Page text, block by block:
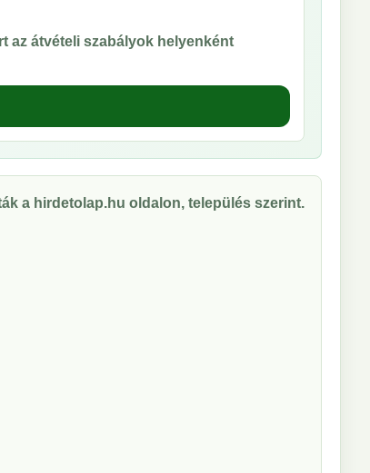
az átvételi szabályok helyenként
a hirdetolap.hu oldalon, település szerint.